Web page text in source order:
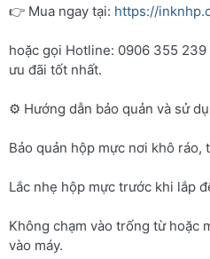
👉 Mua ngay tại: https://
hoặc gọi Hotline: 0906 355
ưu đãi tốt nhất.
⚙️ Hướng dẫn bảo quản và sử
Bảo quản hộp mực nơi khô ráo,
Lắc nhẹ hộp mực trước khi lắp
Không chạm vào trống từ hoặc
vào máy.